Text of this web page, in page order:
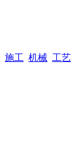
施工 机械 工艺